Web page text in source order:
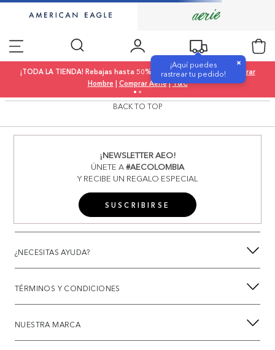
¡Aquí puedes
rastrear tu pedido!
×
¡TODA LA TIENDA! Rebajas hasta 50% OFF |Comprar Mujer|
Comprar
Hombre | Comprar Aerie|T&C
BACK TO TOP
¡NEWSLETTER AEO!
ÚNETE A#AECOLOMBIA
Y RECIBE UN REGALO ESPECIAL
SUSCRIBIRSE
¿NECESITAS AYUDA?
TÉRMINOS Y CONDICIONES
NUESTRA MARCA